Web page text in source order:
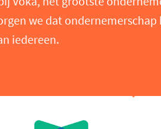
we dat
iedereen.